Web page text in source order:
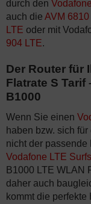
durch den
auch die AVM 6810
LTE oder mit
904 LTE.
Der Router für
Flatrate S Tarif
B1000
Wenn Sie einen
haben bzw. sich
nicht der passende
Vodafone LTE
B1000 LTE WLAN
daher auch
kommt die